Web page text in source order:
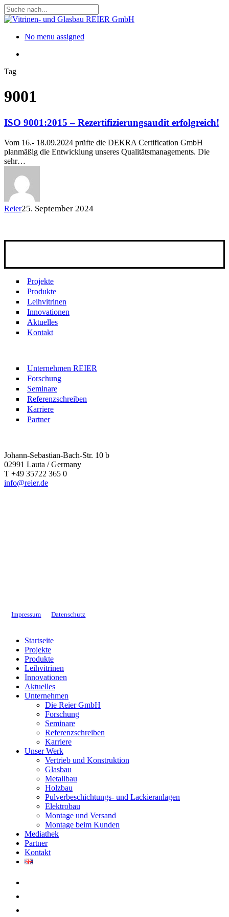
Skip
to
content
Close
Menu
No menu assigned
Tag
9001
ISO 9001:2015 – Rezertifizierungsaudit erfolgreich!
Vom 16.- 18.09.2024 prüfte die DEKRA Certification GmbH
planmäßig die Entwicklung unseres Qualitätsmanagements. Die
sehr…
Reier25. September 2024
Projekte
Produkte
Leihvitrinen
Innovationen
Aktuelles
Kontakt
Unternehmen REIER
Forschung
Seminare
Referenzschreiben
Karriere
Partner
Johann-Sebastian-Bach-Str. 10 b
02991 Lauta / Germany
T +49 35722 365 0
info@reier.de
Impressum Datenschutz
Close
Menu
Startseite
Projekte
Produkte
Leihvitrinen
Innovationen
Aktuelles
Unternehmen
Die Reier GmbH
Forschung
Seminare
Referenzschreiben
Karriere
Unser Werk
Vertrieb und Konstruktion
Glasbau
Metallbau
Holzbau
Pulverbeschichtungs- und Lackieranlagen
Elektrobau
Montage und Versand
Montage beim Kunden
Mediathek
Partner
Kontakt